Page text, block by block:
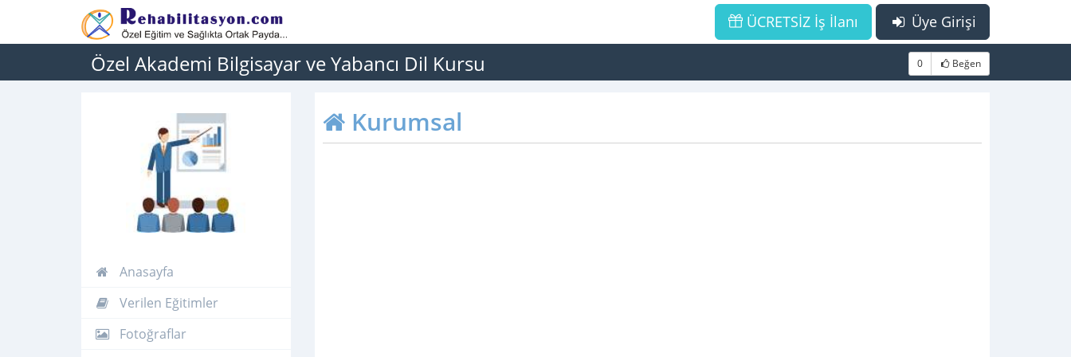
Üye Girişi
ÜCRETSİZ İş İlanı
Özel Akademi Bilgisayar ve Yabancı Dil Kursu 0 Beğen
Anasayfa
Verilen Eğitimler
Fotoğraflar
Kurumsal